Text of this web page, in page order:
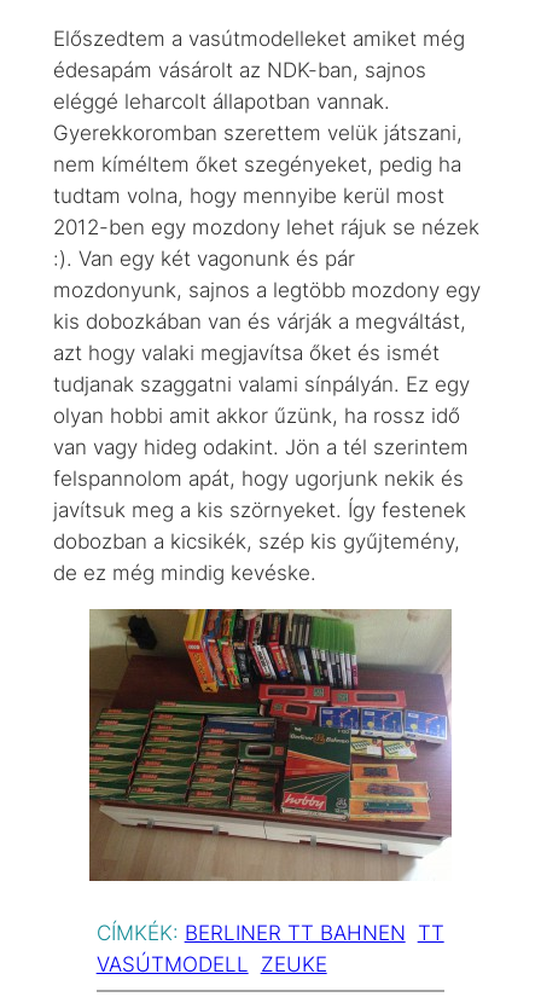
Előszedtem a vasútmodelleket amiket még
édesapám vásárolt az NDK-ban, sajnos
eléggé leharcolt állapotban vannak.
Gyerekkoromban szerettem velük játszani,
nem kíméltem őket szegényeket, pedig ha
tudtam volna, hogy mennyibe kerül most
2012-ben egy mozdony lehet rájuk se nézek
:). Van egy két vagonunk és pár
mozdonyunk, sajnos a legtöbb mozdony egy
kis dobozkában van és várják a megváltást,
azt hogy valaki megjavítsa őket és ismét
tudjanak szaggatni valami sínpályán. Ez egy
olyan hobbi amit akkor űzünk, ha rossz idő
van vagy hideg odakint. Jön a tél szerintem
felspannolom apát, hogy ugorjunk nekik és
javítsuk meg a kis szörnyeket. Így festenek
dobozban a kicsikék, szép kis gyűjtemény,
de ez még mindig kevéske.
CÍMKÉK: BERLINER TT BAHNEN TT
VASÚTMODELL
ZEUKE